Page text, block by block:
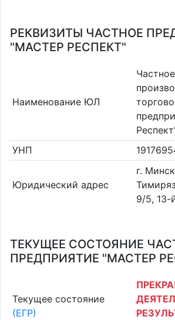
РЕКВИЗИТЫ ЧАСТНОЕ
"МАСТЕР РЕСПЕКТ"
Наименование ЮЛ
Частное
УНП
Юридический адрес
г.
9/5, 13-
ТЕКУЩЕЕ СОСТОЯНИЕ
ПРЕДПРИЯТИЕ "МАСТЕР
Текущее состояние
(ЕГР)